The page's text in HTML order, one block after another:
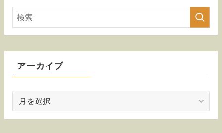
アーカイブ
カ